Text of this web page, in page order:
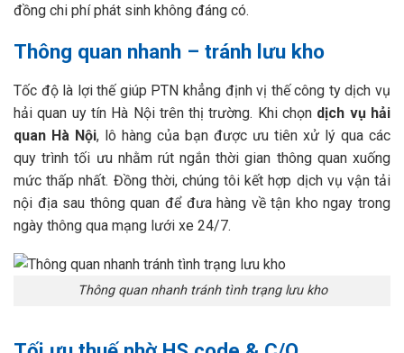
đồng chi phí phát sinh không đáng có.
Thông quan nhanh – tránh lưu kho
Tốc độ là lợi thế giúp PTN khẳng định vị thế công ty dịch vụ
hải quan uy tín Hà Nội trên thị trường. Khi chọn dịch vụ hải
quan Hà Nội, lô hàng của bạn được ưu tiên xử lý qua các
quy trình tối ưu nhằm rút ngắn thời gian thông quan xuống
mức thấp nhất. Đồng thời, chúng tôi kết hợp dịch vụ vận tải
nội địa sau thông quan để đưa hàng về tận kho ngay trong
ngày thông qua mạng lưới xe 24/7.
Thông quan nhanh tránh tình trạng lưu kho